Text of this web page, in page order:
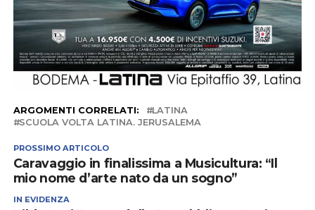
ARGOMENTI CORRELATI:
LATINA
SCUOLA VOLTA LATINA. JERUSALEMA
PROSSIMO ARTICOLO
Caravaggio in finalissima a Musicultura: “Il
mio nome d’arte nato da un sogno”
IN EVIDENZA